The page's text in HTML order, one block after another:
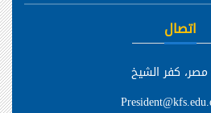
اتصال
كفر الشيخ